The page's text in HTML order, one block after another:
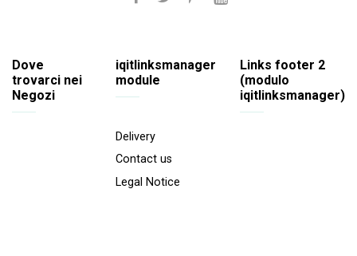
Dove
trovarci nei
Negozi
iqitlinksmanager
module
Delivery
Contact us
Legal Notice
Links footer 2
(modulo
iqitlinksmanager)